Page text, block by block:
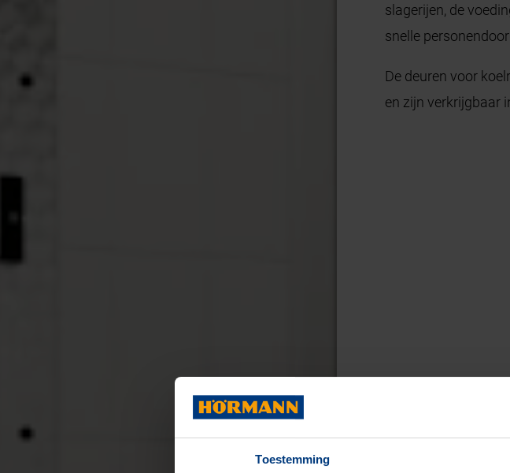
Toestemming
slagerijen, de
snelle
De deuren voor
en zijn verkrijgbaar